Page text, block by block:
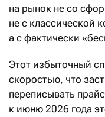
на рынок не со
не с классической
а с фактически
Этот избыточный
скоростью, что
переписывать
к июню 2026 года